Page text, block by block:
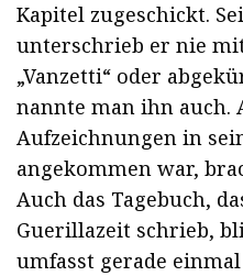
Kapitel zugeschickt.
unterschrieb er nie
„Vanzetti“ oder
nannte man ihn auch.
Aufzeichnungen in
angekommen war,
Auch das Tagebuch,
Guerillazeit schrieb,
umfasst gerade